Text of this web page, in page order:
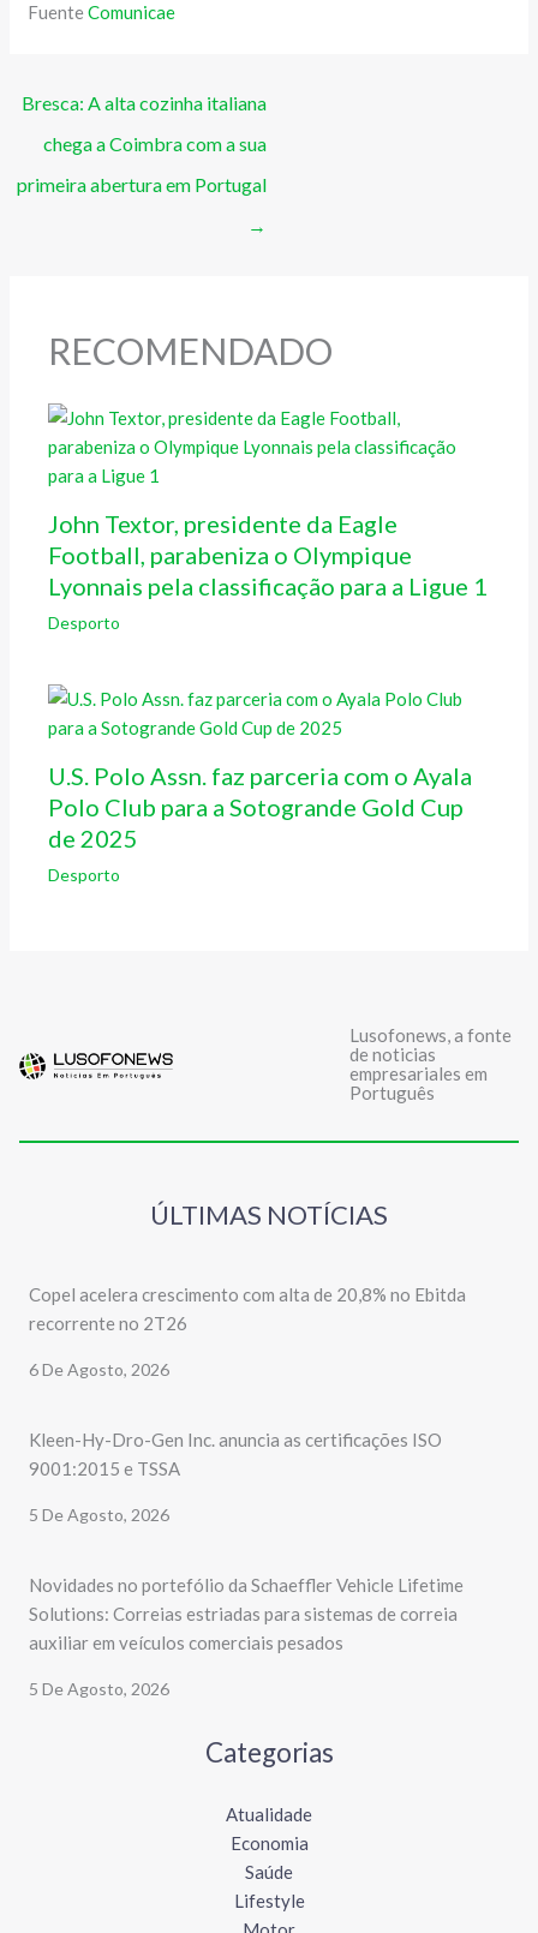
FuenteComunicae
Bresca: A alta cozinha italiana
chega a Coimbra com a sua
primeira abertura em Portugal
→
RECOMENDADO
John Textor, presidente da Eagle
Football, parabeniza o Olympique
Lyonnais pela classificação para a Ligue 1
Desporto
U.S. Polo Assn. faz parceria com o Ayala
Polo Club para a Sotogrande Gold Cup
de 2025
Desporto
Lusofonews, a fonte
de noticias
empresariales em
Português
ÚLTIMAS NOTÍCIAS
Copel acelera crescimento com alta de 20,8% no Ebitda
recorrente no 2T26
6 De Agosto, 2026
Kleen-Hy-Dro-Gen Inc. anuncia as certificações ISO
9001:2015 e TSSA
5 De Agosto, 2026
Novidades no portefólio da Schaeffler Vehicle Lifetime
Solutions: Correias estriadas para sistemas de correia
auxiliar em veículos comerciais pesados
5 De Agosto, 2026
Categorias
Atualidade
Economia
Saúde
Lifestyle